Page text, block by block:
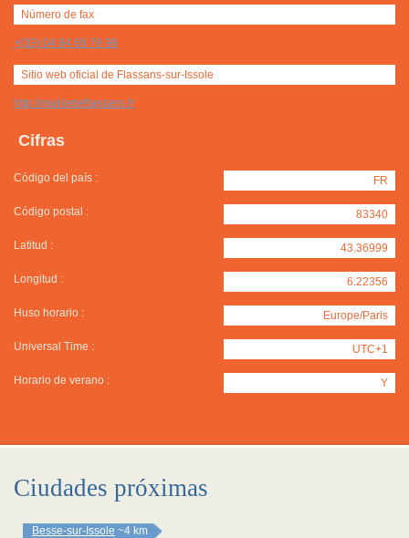
Número de fax
+(33) 04 94 69 78 99
Sitio web oficial de Flassans-sur-Issole
http://mairiedeflassans.fr
Cifras
Código del país : FR
Código postal : 83340
Latitud : 43.36999
Longitud : 6.22356
Huso horario : Europe/Paris
Universal Time : UTC+1
Horario de verano : Y
Ciudades próximas
Besse-sur-Issole ~4 km